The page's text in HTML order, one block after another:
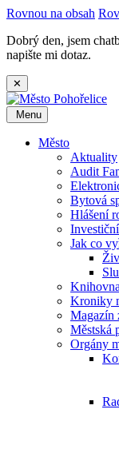
Rovnou na obsah
Dobrý den, jsem
napište mi dotaz.
✕
Menu
Město
Aktuality
Audit
Bytová
Hlášení
Jak co
Knihovna
Kroniky
Magazín
Městská
Orgány